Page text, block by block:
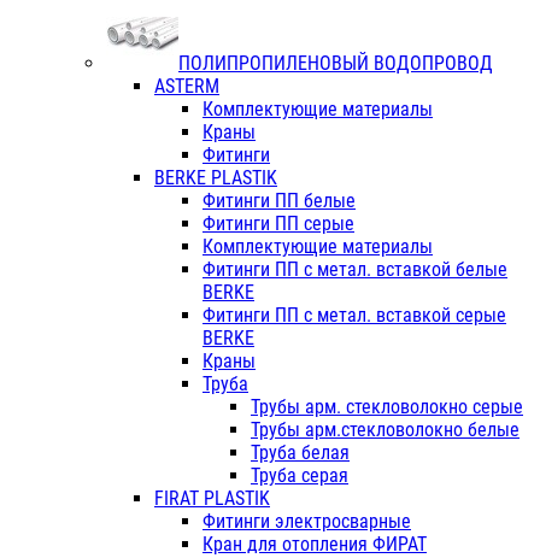
ПОЛИПРОПИЛЕНОВЫЙ ВОДОПРОВОД
ASTERM
Комплектующие материалы
Краны
Фитинги
BERKE PLASTIK
Фитинги ПП белые
Фитинги ПП серые
Комплектующие материалы
Фитинги ПП с метал. вставкой белые
BERKE
Фитинги ПП с метал. вставкой серые
BERKE
Краны
Труба
Трубы арм. стекловолокно серые
Трубы арм.стекловолокно белые
Труба белая
Труба серая
FIRAT PLASTIK
Фитинги электросварные
Кран для отопления ФИРАТ